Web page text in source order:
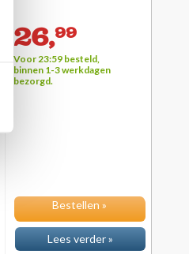
26,99
Voor 23:59 besteld,
binnen 1-3 werkdagen
bezorgd.
Bestellen »
Lees verder »